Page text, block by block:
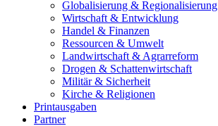
Globalisierung & Regionalisierung
Wirtschaft & Entwicklung
Handel & Finanzen
Ressourcen & Umwelt
Landwirtschaft & Agrarreform
Drogen & Schattenwirtschaft
Militär & Sicherheit
Kirche & Religionen
Printausgaben
Partner